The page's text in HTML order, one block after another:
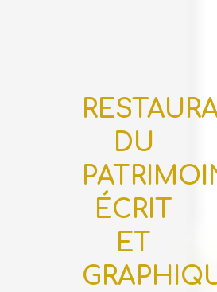
DU
ÉCRIT
ET